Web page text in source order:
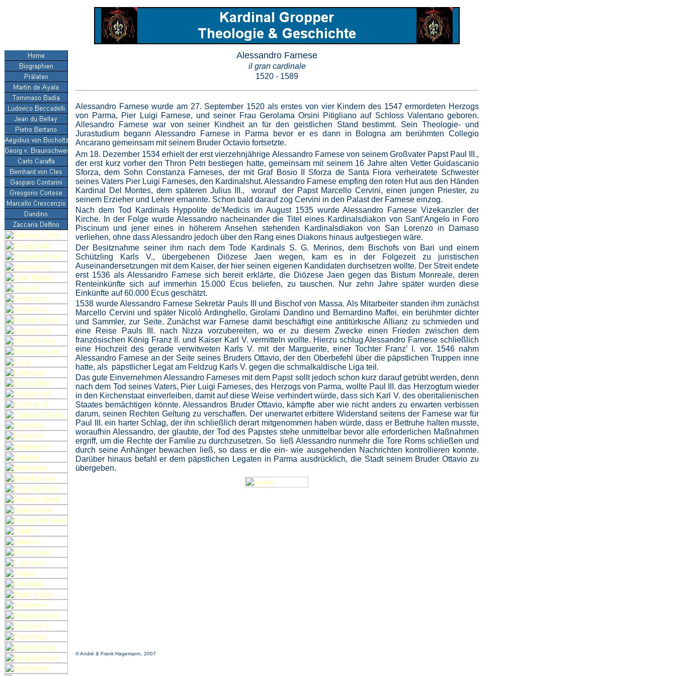
Alessandro Farnese
il gran cardinale
1520 - 1589
Alessandro Farnese wurde am 27. September 1520 als erstes von vier Kindern des 1547 ermordeten Herzogs
von Parma, Pier Luigi Farnese, und seiner Frau Gerolama Orsini Pitigliano auf Schloss Valentano geboren.
Allesandro Farnese war von seiner Kindheit an für den geistlichen Stand bestimmt. Sein Theologie- und
Jurastudium begann Alessandro Farnese in Parma bevor er es dann in Bologna am berühmten Collegio
Ancarano gemeinsam mit seinem Bruder Octavio fortsetzte.
Am 18. Dezember 1534 erhielt der erst vierzehnjährige Alessandro Farnese von seinem Großvater Papst Paul III.,
der erst kurz vorher den Thron Petri bestiegen hatte, gemeinsam mit seinem 16 Jahre alten Vetter Guidascanio
Sforza, dem Sohn Constanza Farneses, der mit Graf Bosio II Sforza de Santa Fiora verheiratete Schwester
seines Vaters Pier Luigi Farneses, den Kardinalshut. Alessandro Farnese empfing den roten Hut aus den Händen
Kardinal Del Montes, dem späteren Julius III., worauf der Papst Marcello Cervini, einen jungen Priester, zu
seinem Erzieher und Lehrer ernannte. Schon bald darauf zog Cervini in den Palast der Farnese einzog.
Nach dem Tod Kardinals Hyppolite de’Medicis im August 1535 wurde Alessandro Farnese Vizekanzler der
Kirche. In der Folge wurde Alessandro nacheinander die Titel eines Kardinalsdiakon von Sant’Angelo in Foro
Piscinum und jener eines in höherem Ansehen stehenden Kardinalsdiakon von San Lorenzo in Damaso
verliehen, ohne dass Alessandro jedoch über den Rang eines Diakons hinaus aufgestiegen wäre.
Der Besitznahme seiner ihm nach dem Tode Kardinals S. G. Merinos, dem Bischofs von Bari und einem
Schützling Karls V., übergebenen Diözese Jaen wegen, kam es in der Folgezeit zu juristischen
Auseinandersetzungen mit dem Kaiser, der hier seinen eigenen Kandidaten durchsetzen wollte. Der Streit endete
erst 1536 als Alessandro Farnese sich bereit erklärte, die Diözese Jaen gegen das Bistum Monreale, deren
Renteinkünfte sich auf immerhin 15.000 Ecus beliefen, zu tauschen. Nur zehn Jahre später wurden diese
Einkünfte auf 60.000 Ecus geschätzt.
1538 wurde Alessandro Farnese Sekretär Pauls III und Bischof von Massa. Als Mitarbeiter standen ihm zunächst
Marcello Cervini und später Nicolò Ardinghello, Girolami Dandino und Bernardino Maffei, ein berühmter dichter
und Sammler, zur Seite. Zunächst war Farnese damit beschäftigt eine antitürkische Allianz zu schmieden und
eine Reise Pauls III. nach Nizza vorzubereiten, wo er zu diesem Zwecke einen Frieden zwischen dem
französischen König Franz II. und Kaiser Karl V. vermitteln wollte. Hierzu schlug Alessandro Farnese schließlich
eine Hochzeit des gerade verwitweten Karls V. mit der Marguerite, einer Tochter Franz’ I. vor. 1546 nahm
Alessandro Farnese an der Seite seines Bruders Ottavio, der den Oberbefehl über die päpstlichen Truppen inne
hatte, als päpstlicher Legat am Feldzug Karls V. gegen die schmalkaldische Liga teil.
Das gute Einvernehmen Alessandro Farneses mit dem Papst sollt jedoch schon kurz darauf getrübt werden, denn
nach dem Tod seines Vaters, Pier Luigi Farneses, des Herzogs von Parma, wollte Paul III. das Herzogtum wieder
in den Kirchenstaat einverleiben, damit auf diese Weise verhindert würde, dass sich Karl V. des oberitalienischen
Staates bemächtigen könnte. Alessandros Bruder Ottavio, kämpfte aber wie nicht anders zu erwarten verbissen
darum, seinen Rechten Geltung zu verschaffen. Der unerwartet erbittere Widerstand seitens der Farnese war für
Paul III. ein harter Schlag, der ihn schließlich derart mitgenommen haben würde, dass er Bettruhe halten musste,
woraufhin Alessandro, der glaubte, der Tod des Papstes stehe unmittelbar bevor alle erforderlichen Maßnahmen
ergriff, um die Rechte der Familie zu durchzusetzen. So ließ Alessandro nunmehr die Tore Roms schließen und
durch seine Anhänger bewachen ließ, so dass er die ein- wie ausgehenden Nachrichten kontrollieren konnte.
Darüber hinaus befahl er dem päpstlichen Legaten in Parma ausdrücklich, die Stadt seinem Bruder Ottavio zu
übergeben.
© André & Frank Hagemann, 2007